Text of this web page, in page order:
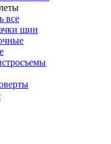
все
шин